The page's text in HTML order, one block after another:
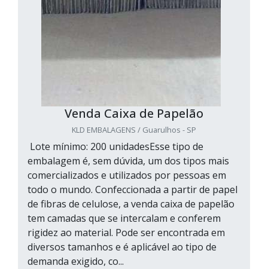
Venda Caixa de Papelão
KLD EMBALAGENS / Guarulhos - SP
Lote mínimo: 200 unidadesEsse tipo de
embalagem é, sem dúvida, um dos tipos mais
comercializados e utilizados por pessoas em
todo o mundo. Confeccionada a partir de papel
de fibras de celulose, a venda caixa de papelão
tem camadas que se intercalam e conferem
rigidez ao material. Pode ser encontrada em
diversos tamanhos e é aplicável ao tipo de
demanda exigido, co...